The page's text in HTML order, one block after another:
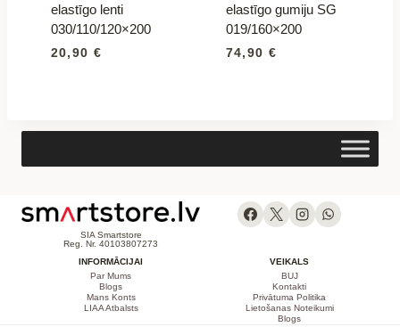
elastīgo lenti
030/110/120×200
20,90 €
elastīgo gumiju SG
019/160×200
74,90 €
SIA Smartstore
Reg. Nr. 40103807273
INFORMĀCIJAI
Par Mums
Blogs
Mans Konts
LIAA Atbalsts
VEIKALS
BUJ
Kontakti
Privātuma Politika
Lietošanas Noteikumi
Blogs